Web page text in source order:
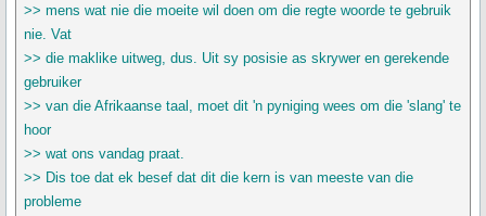
>> mens wat nie die moeite wil doen om die regte woorde te gebruik
nie. Vat
>> die maklike uitweg, dus. Uit sy posisie as skrywer en gerekende
gebruiker
>> van die Afrikaanse taal, moet dit 'n pyniging wees om die 'slang' te
hoor
>> wat ons vandag praat.
>> Dis toe dat ek besef dat dit die kern is van meeste van die
probleme